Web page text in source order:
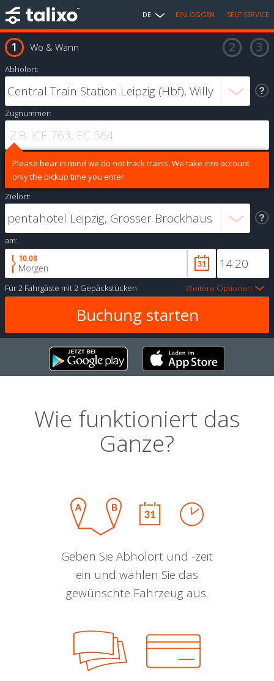
DE EINLOGGEN SELF SERVICE
Wo & Wann
Abholort:
Zugnummer:
Please bear in mind we do not track trains. We take into account
only the pickup time you enter.
Zielort:
am:
10.08
Morgen
Für2 Fahrgäste mit2 Gepäckstücken Weitere Optionen
Wie funktioniert das
Ganze?
Geben Sie Abholort und -zeit
ein und wählen Sie das
gewünschte Fahrzeug aus.